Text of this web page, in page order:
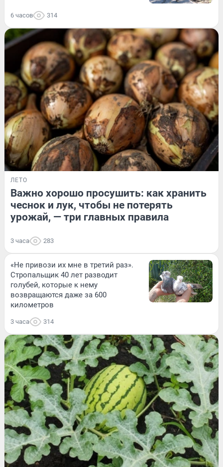
6 часов 314
ЛЕТО
Важно хорошо просушить: как хранить
чеснок и лук, чтобы не потерять
урожай, — три главных правила
3 часа 283
«Не привози их мне в третий раз».
Стропальщик 40 лет разводит
голубей, которые к нему
возвращаются даже за 600
километров
3 часа 314